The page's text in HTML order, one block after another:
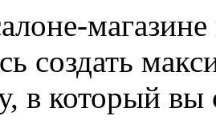
создать
в который